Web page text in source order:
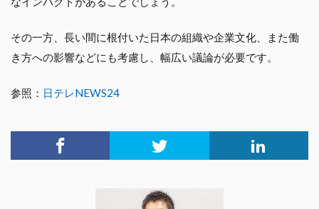
その一方、長い間に根付いた日本の組織や企業文化、また働
き方への影響などにも考慮し、幅広い議論が必要です。
参照： 日テレNEWS24